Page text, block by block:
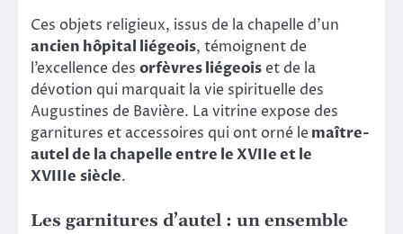
Ces objets religieux, issus de la chapelle d’un
ancien hôpital liégeois, témoignent de
l’excellence des orfèvres liégeois et de la
dévotion qui marquait la vie spirituelle des
Augustines de Bavière. La vitrine expose des
garnitures et accessoires qui ont orné lemaître-
autel de la chapelle entre le XVIIe et le
XVIIIe siècle.
Les garnitures d’autel : un ensemble